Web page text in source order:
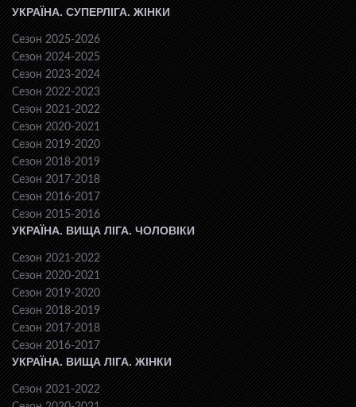
УКРАЇНА. СУПЕРЛІГА. ЖІНКИ
Сезон 2025-2026
Сезон 2024-2025
Сезон 2023-2024
Сезон 2022-2023
Сезон 2021-2022
Сезон 2020-2021
Сезон 2019-2020
Сезон 2018-2019
Сезон 2017-2018
Сезон 2016-2017
Сезон 2015-2016
УКРАЇНА. ВИЩА ЛІГА. ЧОЛОВІКИ
Сезон 2021-2022
Сезон 2020-2021
Сезон 2019-2020
Сезон 2018-2019
Сезон 2017-2018
Сезон 2016-2017
УКРАЇНА. ВИЩА ЛІГА. ЖІНКИ
Сезон 2021-2022